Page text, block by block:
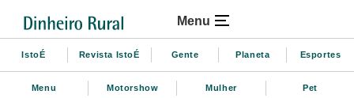
Menu
IstoÉ Revista IstoÉ Gente Planeta Esportes
Menu Motorshow Mulher Pet